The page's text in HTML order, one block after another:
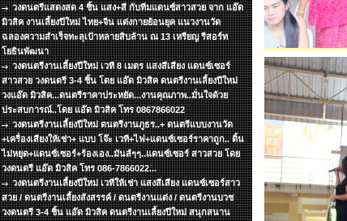
วงดนตรีแสดงสด 4 ชิ้น แสง+สี กับทีมแดนซ์สาวสวย จาก แอ๊ด
มิวสิค งานเลี้ยงปีใหม่ ไทย+จีน แต่งกายย้อนยุค แนวงานวัด
ฉลองความสำเร็จทะลุเป้าหลายสิบล้าน ณ 13 เหรียญ รีสอร์ท
โยธินพัฒนา
วงดนตรีงานเลี้ยงปีใหม่ เวที 8 เมตร แสงสีเสียง แดนซ์เซอร์
สาวสวย วงดนตรี 3-4 ชิ้น โดย แอ๊ด มิวสิค ดนตรีงานเลี้ยงปีใหม่
วงแอ๊ด มิวสิค...ดนตรีราคาประหยัด...งานคุณภาพ..มั่นใจด้วย
ประสบการณ์..โดย แอ๊ด มิวสิค โทร 0867866022
วงดนตรีงานเลี้ยงปีใหม่ ดนตรีงานภูธร..+ ดนตรีแบบงานวัด
+เครื่องเสียงให้เช่า+ แบบ โจ๊ะ เวที+ไฟ+แดนซ์เซอร์ราคาถูก.. ดิ้น
ไม่หยุด+แดนซ์เซอร์+ร้องเอง..มันส์ๆๆ..แดนซ์เซอร์ สาวสวย โดย
วงดนตรี แอ๊ด มิวสิค โทร 086-7866022...
วงดนตรีงานเลี้ยงปีใหม่ เวทีให้เช่า แสงสีเสียง แดนซ์เซอร์สาว
สวย / ดนตรีงานเลี้ยงสังสรรค์ / ดนตรีงานแต่ง / ดนตรีงานบวช
วงดนตรี 3-4 ชิ้น แอ๊ด มิวสิค ดนตรีงานเลี้ยงปีใหม่ สนุกสนาน